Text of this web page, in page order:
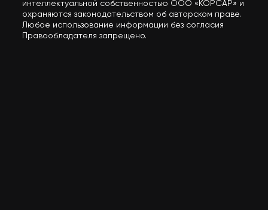
интеллектуальной собственностью ООО «КОРСАР» и
охраняются законодательством об авторском праве.
Любое использование информации без согласия
Правообладателя запрещено.